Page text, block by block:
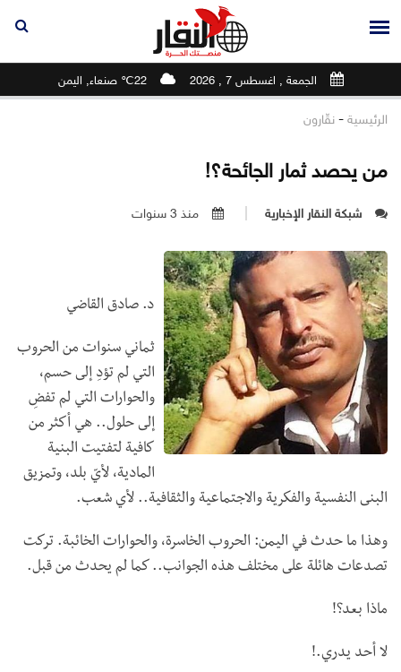
الجمعة , اغسطس 7 , 2026 22℃ صنعاء, اليمن
الرئيسية - نقّارون
من يحصد ثمار الجائحة؟!
شبكة النقار الإخبارية منذ 3 سنوات
د. صادق القاضي
ثماني سنوات من الحروب
التي لم تؤدِ إلى حسم،
والحوارات التي لم تفضِ
إلى حلول.. هي أكثر من
كافية لتفتيت البنية
المادية، لأيّ بلد، وتمزيق
البنى النفسية والفكرية والاجتماعية والثقافية.. لأي شعب.
وهذا ما حدث في اليمن: الحروب الخاسرة، والحوارات الخائبة. تركت
تصدعات هائلة على مختلف هذه الجوانب.. كما لم يحدث من قبل.
ماذا بعد؟!
لا أحد يدري.!